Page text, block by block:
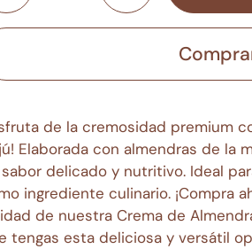
de la cremosidad premium
Elaborada con almendras de la
delicado y nutritivo. Ideal
ingrediente culinario. ¡Compra
de nuestra Crema de
tengas esta deliciosa y versátil